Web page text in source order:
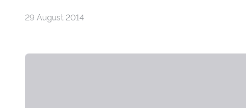
29 August 2014